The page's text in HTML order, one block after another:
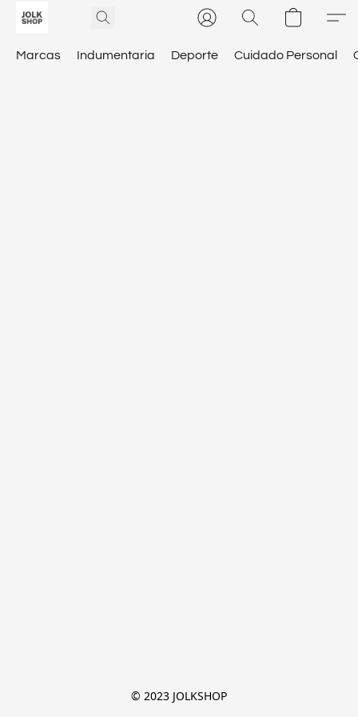
Marcas Indumentaria Deporte Cuidado Personal
© 2023 JOLKSHOP